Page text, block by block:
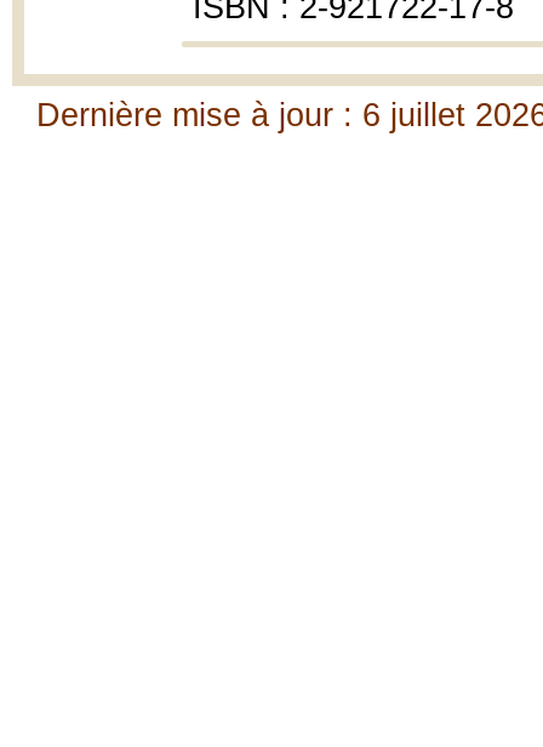
ISBN : 2-921722-17-8
Dernière mise à jour : 6 juillet